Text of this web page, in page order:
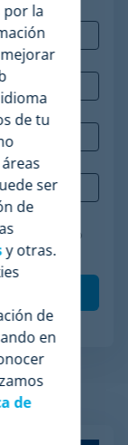
27001.
de acuerdo
por la
de tu
ser
de
y otras.
de
en
de